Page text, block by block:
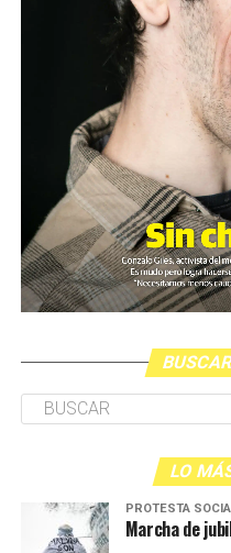
LO
PROTESTA
Marcha de